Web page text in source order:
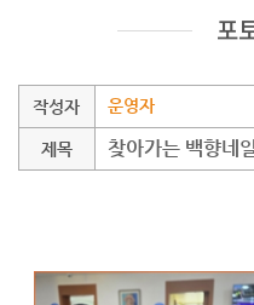
포
작성자 운영자
제목 찾아가는 백향네